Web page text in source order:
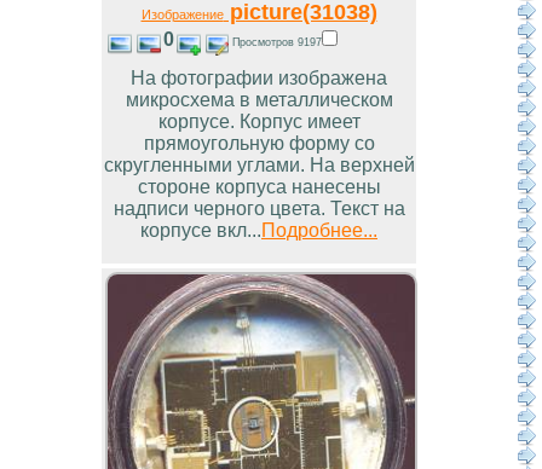
Изображениеpicture(31038)
0 Просмотров 9197
На фотографии изображена
микросхема в металлическом
корпусе. Корпус имеет
прямоугольную форму со
скругленными углами. На верхней
стороне корпуса нанесены
надписи черного цвета. Текст на
корпусе вкл...Подробнее...